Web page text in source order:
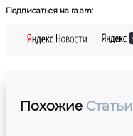
Подписаться на ra.am:
Похожие Статьи